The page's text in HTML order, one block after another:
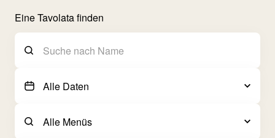
Eine Tavolata finden